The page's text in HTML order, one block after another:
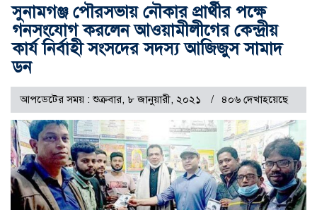
সুনামগঞ্জ পৌরসভায় নৌকার প্রার্থীর পক্ষে
গনসংযোগ করলেন আওয়ামীলীগের কেন্দ্রীয়
কার্য নির্বাহী সংসদের সদস্য আজিজুস সামাদ
ডন
আপডেটের সময় : শুক্রবার, ৮ জানুয়ারী, ২০২১ ৪০৬ দেখাহয়েছে